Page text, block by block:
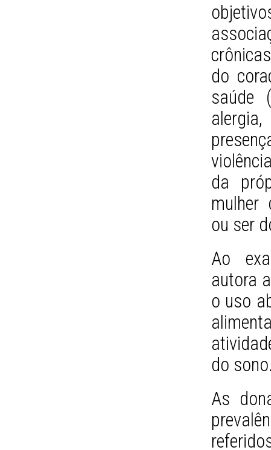
do
saúde
da
mulher
ou ser
Ao
autora
o uso
do
As